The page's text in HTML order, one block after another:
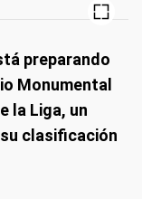
preparando
Monumental
la Liga, un
clasificación